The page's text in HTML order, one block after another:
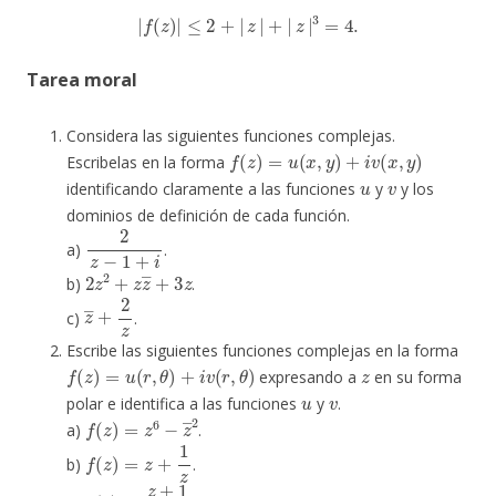
| f(z | ≤2 + | | | z 3=
Tarea moral
Considera las siguientes funciones complejas.
Escribelas en la forma
f(z)=u(x,y) +iv(x,y)
identificando claramente a las funciones
u
y
v
y los
dominios de definición de cada función.
a)
1+
.
b)
2z2 +z z―
.
c)
+2
.
Escribe las siguientes funciones complejas en la forma
f(z)=u r,θ)+iv(r,θ)
expresando a
z
en su forma
polar e identifica a las funciones
u
y
v
.
a)
f(z )=z6−z―2
.
b)
z =
.
z = 1z